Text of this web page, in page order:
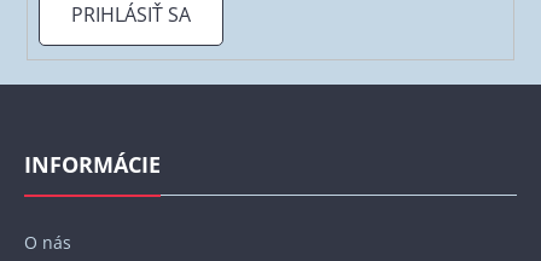
PRIHLÁSIŤ SA
Z
INFORMÁCIE
O nás